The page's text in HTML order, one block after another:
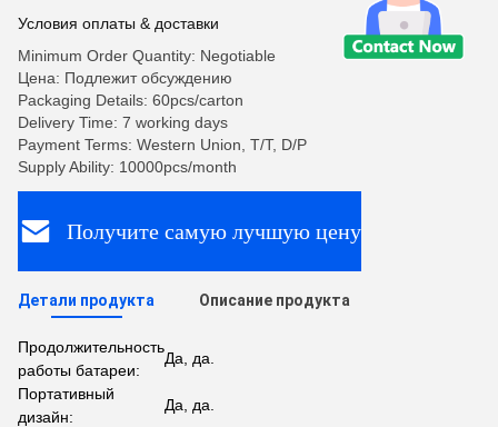
Условия оплаты & доставки
Minimum Order Quantity: Negotiable
Цена: Подлежит обсуждению
Packaging Details: 60pcs/carton
Delivery Time: 7 working days
Payment Terms: Western Union, T/T, D/P
Supply Ability: 10000pcs/month
Получите самую лучшую цену
Детали продукта Описание продукта
Продолжительность
работы батареи:
Да, да.
Портативный
дизайн:
Да, да.